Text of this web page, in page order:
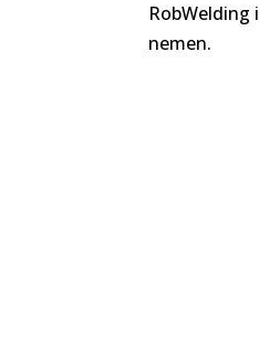
RobWelding
nemen.